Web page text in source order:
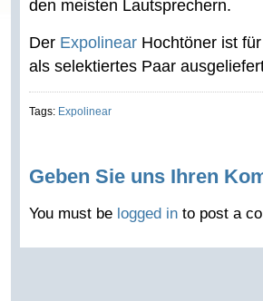
den meisten Lautsprechern.
Der Expolinear Hochtöner ist
als selektiertes Paar
Tags: Expolinear
Geben Sie uns Ihren
You must be logged in to post a